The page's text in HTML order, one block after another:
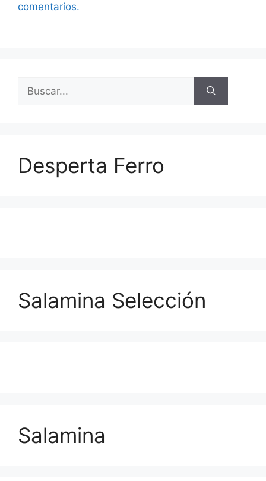
comentarios.
Desperta Ferro
Salamina Selección
Salamina